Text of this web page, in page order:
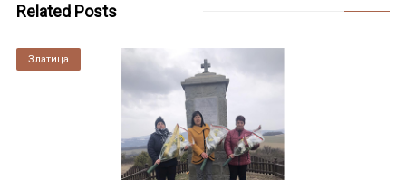
Related Posts
Златица